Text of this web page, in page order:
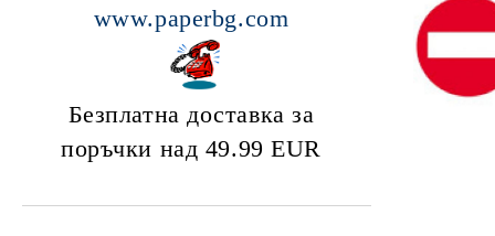
www.paperbg.com
Безплатна доставка за
поръчки над 49.99EUR